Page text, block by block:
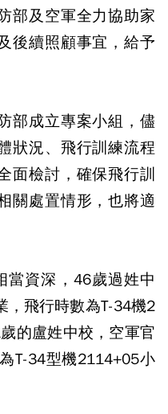
部及空軍全力協助家
後續照顧事宜，給予
部成立專案小組，儘
狀況、飛行訓練流程
面檢討，確保飛行訓
關處置情形，也將適
當資深，46歲過姓中
，飛行時數為T-34機2
的盧姓中校，空軍官
T-34型機2114+05小